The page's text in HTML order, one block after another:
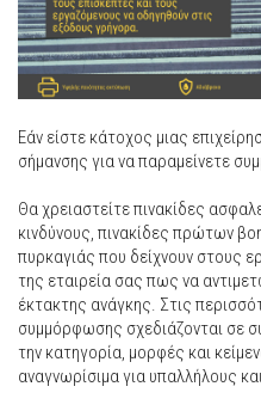
Εάν είστε κάτοχος μιας
σήμανσης για να παραμείνετε
Θα χρειαστείτε πινακίδες
κινδύνους, πινακίδες πρώτων
πυρκαγιάς που δείχνουν στους
της εταιρεία σας πως να
έκτακτης ανάγκης. Στις
συμμόρφωσης σχεδιάζονται σε
την κατηγορία, μορφές και
αναγνωρίσιμα για υπαλλήλους